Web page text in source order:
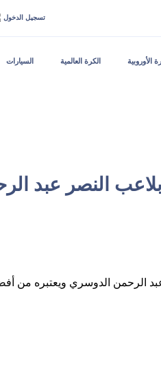
تسجيل الدخول
الأوروبية الكرة العالمية السيارات
بلاعب النصر عبد